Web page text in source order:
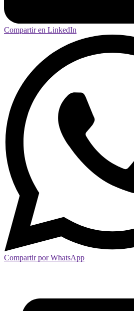
Compartir en LinkedIn
Compartir por WhatsApp